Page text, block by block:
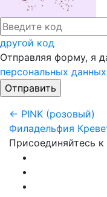
другой код
Отправляя форму, я
персональных данных
← PINK (розовый)
Филадельфия
Присоединяйтесь к